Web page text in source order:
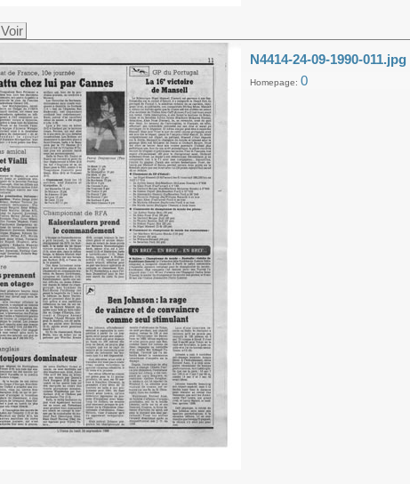
Voir
N4414-24-09-1990-011.jpg
Homepage: 0